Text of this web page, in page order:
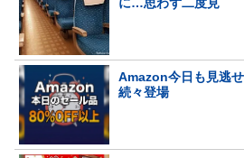
Amazon今日も見逃
続々登場